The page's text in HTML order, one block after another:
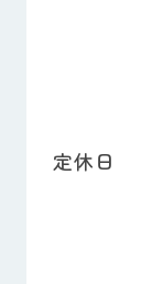
定休日